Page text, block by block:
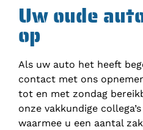
Uw oude
op
Als uw auto het heeft
contact met ons
tot en met zondag
onze vakkundige
waarmee u een aantal